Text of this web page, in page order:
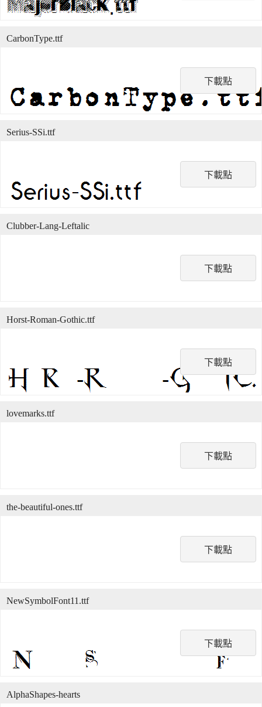
下載點
CarbonType.ttf
下載點
Serius-SSi.ttf
下載點
Clubber-Lang-Leftalic
下載點
Horst-Roman-Gothic.ttf
下載點
lovemarks.ttf
下載點
the-beautiful-ones.ttf
下載點
NewSymbolFont11.ttf
AlphaShapes-hearts